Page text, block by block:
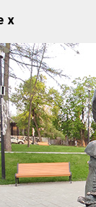
x